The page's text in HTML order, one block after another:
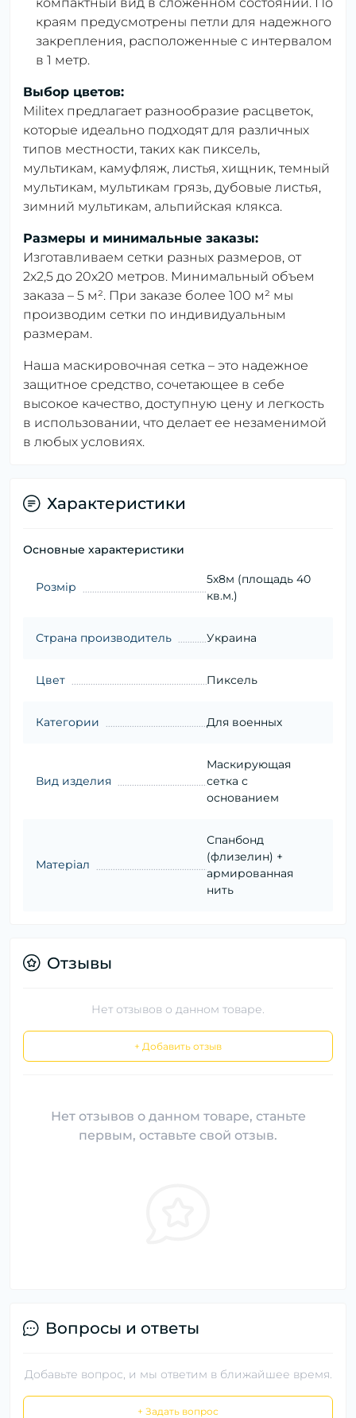
краям предусмотрены петли для надежного
закрепления, расположенные с интервалом
в 1 метр.
Выбор цветов:
Militex предлагает разнообразие расцветок,
которые идеально подходят для различных
типов местности, таких как пиксель,
мультикам, камуфляж, листья, хищник, темный
мультикам, мультикам грязь, дубовые листья,
зимний мультикам, альпийская клякса.
Размеры и минимальные заказы:
Изготавливаем сетки разных размеров, от
2х2,5 до 20х20 метров. Минимальный объем
заказа – 5 м². При заказе более 100 м² мы
производим сетки по индивидуальным
размерам.
Наша маскировочная сетка – это надежное
защитное средство, сочетающее в себе
высокое качество, доступную цену и легкость
в использовании, что делает ее незаменимой
в любых условиях.
Характеристики
Основные характеристики
Розмір
5х8м (площадь 40
кв.м.)
Страна производитель Украина
Цвет Пиксель
Категории Для военных
Вид изделия
Маскирующая
сетка с
основанием
Матеріал
Спанбонд
(флизелин) +
армированная
нить
Отзывы
Нет отзывов о данном товаре.
+ Добавить отзыв
Нет отзывов о данном товаре, станьте
первым, оставьте свой отзыв.
Вопросы и ответы
Добавьте вопрос, и мы ответим в ближайшее время.
+ Задать вопрос